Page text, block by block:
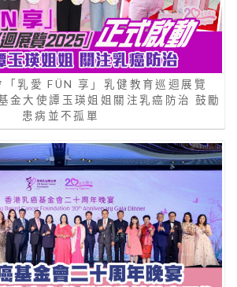
「乳愛 FÜN 享」乳健教育巡迴展覽
大使譚玉瑛姐姐關注乳癌防治 鼓勵
患病並不孤單